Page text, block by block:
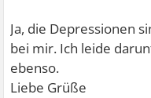
Ja, die Depressionen
bei mir. Ich leide
ebenso.
Liebe Grüße